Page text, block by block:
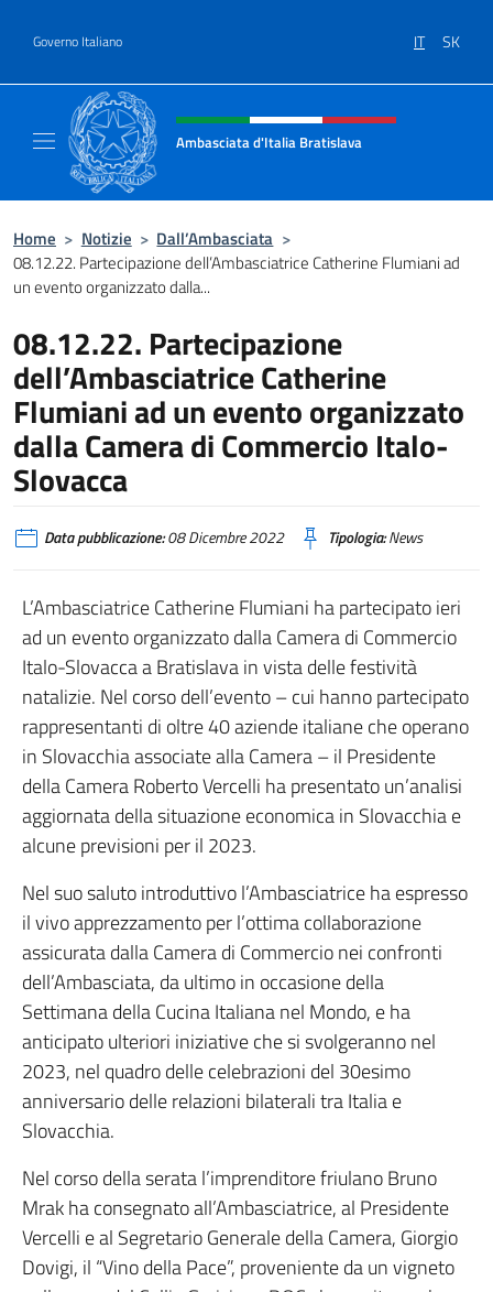
Governo Italiano IT SK
Intestazione sito, social e menù
Ambasciata d'Italia Bratislava
Home > Notizie > Dall’Ambasciata >
08.12.22. Partecipazione dell’Ambasciatrice Catherine Flumiani ad
un evento organizzato dalla...
08.12.22. Partecipazione
dell’Ambasciatrice Catherine
Flumiani ad un evento organizzato
dalla Camera di Commercio Italo-
Slovacca
Data pubblicazione:08 Dicembre 2022 Tipologia:News
L’Ambasciatrice Catherine Flumiani ha partecipato ieri
ad un evento organizzato dalla Camera di Commercio
Italo-Slovacca a Bratislava in vista delle festività
natalizie. Nel corso dell’evento – cui hanno partecipato
rappresentanti di oltre 40 aziende italiane che operano
in Slovacchia associate alla Camera – il Presidente
della Camera Roberto Vercelli ha presentato un’analisi
aggiornata della situazione economica in Slovacchia e
alcune previsioni per il 2023.
Nel suo saluto introduttivo l’Ambasciatrice ha espresso
il vivo apprezzamento per l’ottima collaborazione
assicurata dalla Camera di Commercio nei confronti
dell’Ambasciata, da ultimo in occasione della
Settimana della Cucina Italiana nel Mondo, e ha
anticipato ulteriori iniziative che si svolgeranno nel
2023, nel quadro delle celebrazioni del 30esimo
anniversario delle relazioni bilaterali tra Italia e
Slovacchia.
Nel corso della serata l’imprenditore friulano Bruno
Mrak ha consegnato all’Ambasciatrice, al Presidente
Vercelli e al Segretario Generale della Camera, Giorgio
Dovigi, il “Vino della Pace”, proveniente da un vigneto